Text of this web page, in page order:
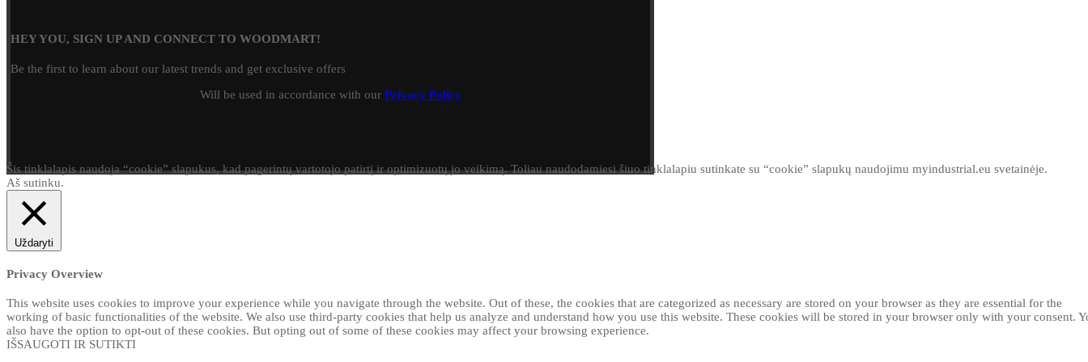
HEY YOU, SIGN UP AND CONNECT TO WOODMART!
Be the first to learn about our latest trends and get exclusive offers
Will be used in accordance with our Privacy Policy
Šis tinklalapis naudoja “cookie” slapukus, kad pagerintų vartotojo patirtį ir optimizuotų jo veikimą. Toliau naudodamiesi šiuo tinklalapiu sutinkate su “cookie” slapukų naudojimu myindustrial.eu svetainėje.
Aš sutinku.
Uždaryti
Privacy Overview
This website uses cookies to improve your experience while you navigate through the website. Out of these, the cookies that are categorized as necessary are stored on your browser as they are essential for the
working of basic functionalities of the website. We also use third-party cookies that help us analyze and understand how you use this website. These cookies will be stored in your browser only with your consent.
also have the option to opt-out of these cookies. But opting out of some of these cookies may affect your browsing experience.
IŠSAUGOTI IR SUTIKTI